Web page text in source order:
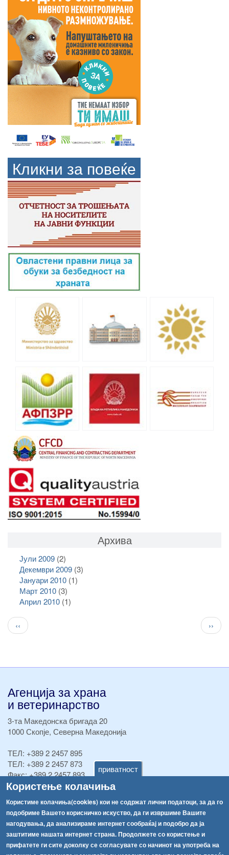
приватност
Користење колачиња
Користиме колачиња(cookies) кои не содржат лични податоци, за да го
подобриме Вашето корисничко искуство, да ги извршиме Вашите
нагодувања, да анализираме интернет сообраќај и подобро да ја
заштитиме нашата интернет страна. Продолжете со користење и
прифатете ги сите доколку се согласувате со начинот на употреба на
Кликни за повеќе
Архива
Јули 2009(2)
Декември 2009(3)
Јануари 2010(1)
Март 2010(3)
Април 2010(1)
Pagination
Previous
page
‹‹ ››
Агенција за храна
и ветеринарство
3-та Македонска бригада 20
1000 Скопје, Северна Македонија
ТЕЛ: +389 2 2457 895
ТЕЛ: +389 2 2457 873
Факс:+389 2 2457 893
Факс:+389 2 2457 871
[АХВ-претходна страна]
Соопштенија
Република Бугарија ги засили официјалните контроли при увоз на свежо овошје и зеленчук
Навигација
Архива